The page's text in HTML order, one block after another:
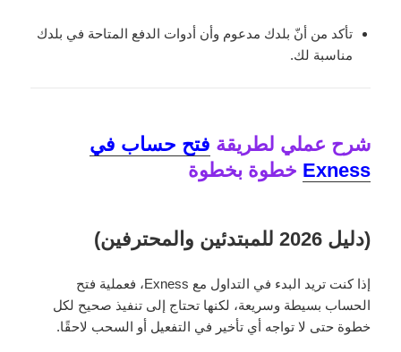
تأكد من أنّ بلدك مدعوم وأن أدوات الدفع المتاحة في بلدك
مناسبة لك.
شرح عملي لطريقة فتح حساب في
Exness خطوة بخطوة
(دليل 2026 للمبتدئين والمحترفين)
إذا كنت تريد البدء في التداول مع Exness، فعملية فتح
الحساب بسيطة وسريعة، لكنها تحتاج إلى تنفيذ صحيح لكل
خطوة حتى لا تواجه أي تأخير في التفعيل أو السحب لاحقًا.